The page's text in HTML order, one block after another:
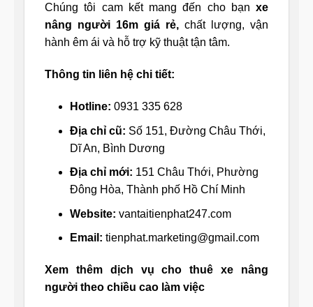
Chúng tôi cam kết mang đến cho bạn xe
nâng người 16m giá rẻ, chất lượng, vận
hành êm ái và hỗ trợ kỹ thuật tận tâm.
Thông tin liên hệ chi tiết:
Hotline: 0931 335 628
Địa chỉ cũ: Số 151, Đường Châu Thới,
Dĩ An, Bình Dương
Địa chỉ mới: 151 Châu Thới, Phường
Đông Hòa, Thành phố Hồ Chí Minh
Website: vantaitienphat247.com
Email: tienphat.marketing@gmail.com
Xem thêm dịch vụ cho thuê xe nâng
người theo chiều cao làm việc